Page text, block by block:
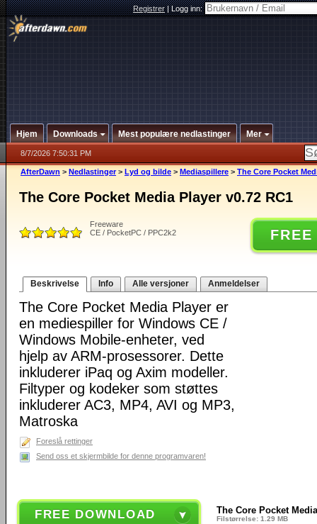
Registrer|Logg inn:
Hjem Downloads Mest populære nedlastinger Mer
8/7/2026 7:50:31 PM
AfterDawn > Nedlastinger > Lyd og bilde > Mediaspillere > The Core Pocket
The Core Pocket Media Player v0.72 RC1
Freeware
CE / PocketPC / PPC2k2
Beskrivelse Info Alle versjoner Anmeldelser
The Core Pocket Media Player er
en mediespiller for Windows CE /
Windows Mobile-enheter, ved
hjelp av ARM-prosessorer. Dette
inkluderer iPaq og Axim modeller.
Filtyper og kodeker som støttes
inkluderer AC3, MP4, AVI og MP3,
Matroska
Foreslå rettinger
Send oss et skjermbilde for denne programvaren!
FREE DOWNLOAD The Core Pocket
Filstørrelse: 1.29 MB